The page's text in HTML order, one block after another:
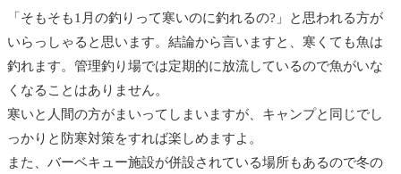
テンカラ毛バリ
偏光サングラス
魚を入れておく網(ビクやスカリなど)
クーラーボックス
その他あると便利なものは?
「そもそも1月の釣りって寒いのに釣れるの?」と思われる方が
いらっしゃると思います。結論から言いますと、寒くても魚は
釣れます。管理釣り場では定期的に放流しているので魚がいな
くなることはありません。
寒いと人間の方がまいってしまいますが、キャンプと同じでし
っかりと防寒対策をすれば楽しめますよ。
また、バーベキュー施設が併設されている場所もあるので冬の